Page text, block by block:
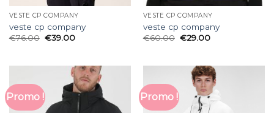
VESTE CP COMPANY
veste cp company
€76.00 €39.00
VESTE CP COMPANY
veste cp company
€60.00 €29.00
Promo ! Promo !